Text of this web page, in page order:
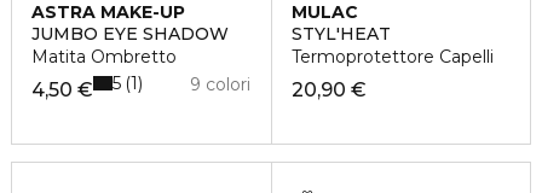
ASTRA MAKE-UP
JUMBO EYE SHADOW
Matita Ombretto
4,50 € 9 colori
5 1
MULAC
STYL'HEAT
Termoprotettore Capelli
20,90 €